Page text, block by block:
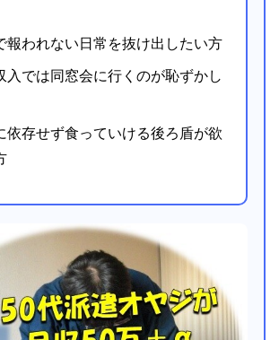
報われない日常を抜け出したい方
入では同窓会に行くのが恥ずかし
依存せず食っていける後ろ盾が欲